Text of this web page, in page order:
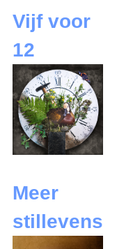
Vijf voor
12
Meer
stillevens